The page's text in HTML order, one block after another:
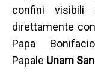
confini visibili
direttamente
Papa
Papale Unam